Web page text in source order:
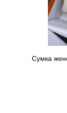
Сумка